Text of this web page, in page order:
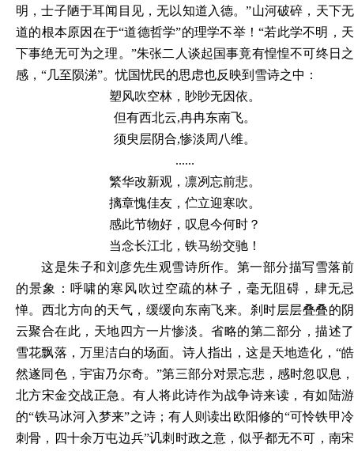
明，士子陋于耳闻目见，无以知道入德。”山河破碎，天下无
道的根本原因在于“道德哲学”的理学不举！“若此学不明，天
下事绝无可为之理。”朱张二人谈起国事竟有惶惶不可终日之
感，“几至陨涕”。忧国忧民的思虑也反映到雪诗之中：
塑风吹空林，眇眇无因依。
但有西北云,冉冉东南飞。
须臾层阴合,惨淡周八维。
......
繁华改新观，凛冽忘前悲。
摛章愧佳友，伫立迎寒吹。
感此节物好，叹息今何时？
当念长江北，铁马纷交驰！
这是朱子和刘彦先生观雪诗所作。第一部分描写雪落前
的景象：呼啸的寒风吹过空疏的林子，毫无阻碍，肆无忌
惮。西北方向的天气，缓缓向东南飞来。刹时层层叠叠的阴
云聚合在此，天地四方一片惨淡。省略的第二部分，描述了
雪花飘落，万里洁白的场面。诗人指出，这是天地造化， “皓
然遂同色，宇宙乃尔奇。”第三部分对景忘悲，感时忽叹息，
北方宋金交战正急。有人将此诗作为战争诗来读，有如陆游
的“铁马冰河入梦来”之诗；有人则读出欧阳修的“可怜铁甲冷
刺骨，四十余万屯边兵”讥刺时政之意，似乎都无不可，南宋